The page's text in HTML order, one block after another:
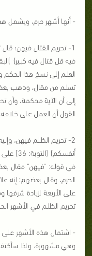
- أنها أشهر حرم، ويشمل
1- تحريم القتال فيهن؛
العلم إلى نسخ هذا الحكم
تسلم من مقال، وذهب
إلى أن الآية محكمة، وأن
القول أن العمل على خلافه.
2- تحريم الظلم فيهن،
أنفسكم}
في قوله: "فيهن" فقال
الحرم، وقال بعضهم: إنه
على الأربعة لزيادة
تحريم الظلم في الأشهر
- اشتمال هذه الأشهر
وهي مشهورة، ولذا